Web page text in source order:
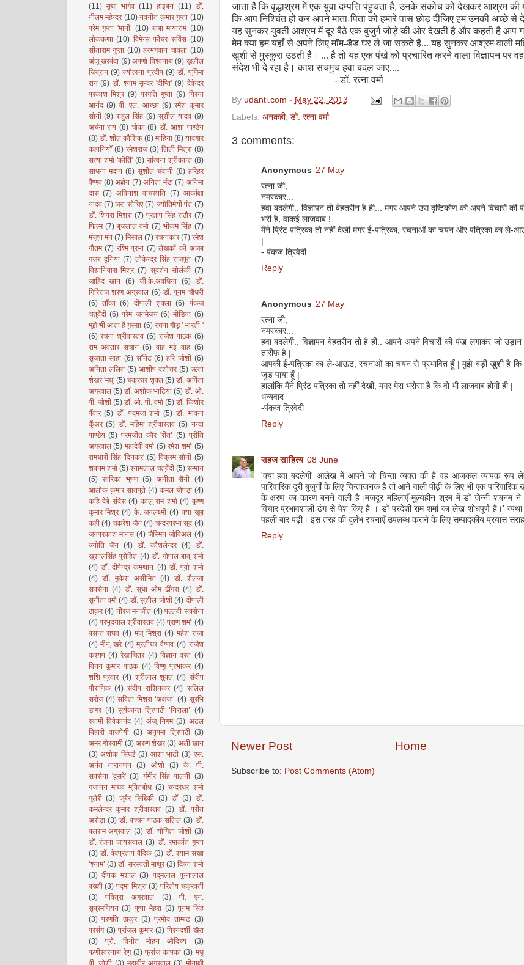
जाता है कि वृद्धाश्रम में एक युवा दम्पत्ति पंहुचता है,उनके संकोच को देखकर आश्रम की
कि आप निश्चिंत हो कर अपने माता-पिता को हमारे पास छोड़ दीजिए हम उनकी अच्छे
यह सुनकर युवती आश्रम में दूर बैठे एक बुजुर्ग जोड़े की ओर देखती है और कहती है आप
मेम क्या हम यहाँ से अपने लिए मॉम-डैड घर ले जा सकते हैं... यह सुनकर आश्रम वाली
खुशी से मुस्कुरा उठती है। ... है तो यह एक पंखे को प्रचारित करने वाला विज्ञापन पर
संदेश भी दे रहा है। काश सचमुच हवा बदल जाए....
- डॉ. रत्ना वर्मा
By udanti.com - May 22, 2013
Labels: अनकही, डॉ. रत्ना वर्मा
3 comments:
Anonymous 27 May
रत्ना जी,
नमस्कार...
हवा बदलेगी.. विज्ञापन तो बेहतरीन है ही... मगर आपने उस दृष्टिकोण को अपने विचारों
भरी है, वाकई लाजवाब !
मैंने प्रिंट पत्रिका तो नहीं देखी मगर ई-पत्रिका, रचनाओं का चयन और पत्रिका का ले-
- पंकज त्रिवेदी
Reply
Anonymous 27 May
रत्ना जी,
नमस्कार...
हवा बदलेगी.. विज्ञापन बेहतरीन तो है ही.. आपने अपने विचारों की पंख लगाकर जो उड़ान
तारीफ़ है |
आपकी ई-पत्रिका का ले-आऊट, रचनाओं का चयन से प्रभावित हूँ | मुझे बड़ी खुशी है कि
जुड पाया हूँ |
हालांकि मैंने प्रिंट पत्रिका तो नहीं देखी, मगर मेरा भरोसा है कि वो भी लाजवाब होगी ही |
धन्यवाद
-पंकज त्रिवेदी
Reply
सहज साहित्य 08 June
'क्या हवा बदलेगी' आलेख में आपने जो चिन्ता व्यक्त की है वह आजकल व्यापक रूप
पारिवारिक दूरी बुज़ुर्गों के लिए चिन्ताजनक है तो आने वाली पीढ़ी के लिए भी एक
के क्षरण का कारण बनने वाली है।मज़दूर महिलाएँ मूल्यहीन श्रम में डॉ जेन्नी शबनम
विचार प्रभावशाली ढंग से पेश किए हैं । डॉ परदेशी राम शर्मा का लेख शोधपूर्ण है।'
पहली बार पढ़ी। इस तरह की दुर्लभ रचनाएँ उपलब्ध कराने के लिए सम्पाद्कीय प्रयास
Reply
Newer Post Home
Subscribe to: Post Comments (Atom)
(11) सुधा भार्गव (11) हाइबन (11) डॉ.
नीलम महेन्द्र (10) नवनीत कुमार गुप्ता (10)
प्रेम गुप्ता 'मानी’ (10) बाबा मायाराम (10)
लोककथा (10) विमेन्स फीचर सर्विस (10)
सीताराम गुप्ता (10) हरभगवान चावला (10)
अंजू खरबंदा (9) अपर्णा विश्वनाथ (9) ख़लील
जिब्रान (9) ज्योत्स्ना प्रदीप (9) डॉ. पूर्णिमा
राय (9) डॉ. श्याम सुन्दर 'दीप्ति' (9) देवेन्द्र
प्रकाश मिश्र (9) प्रगति गुप्ता (9) प्रिया
आनंद (9) बी. एल. आच्छा (9) रमेश कुमार
सोनी (9) राहुल सिंह (9) सुशील यादव (9)
अर्चना राय (8) चोका (8) डॉ. आशा पाण्डेय
(8) डॉ. शील कौशिक (8) माहिया (8) यादगार
कहानियाँ (8) रमेशराज (8) लिली मित्रा (8)
सत्या शर्मा 'कीर्ति' (8) सांत्वना श्रीकान्त (8)
साधना मदान (8) सुशील चंदानी (8) हरिहर
वैष्णव (8) अज्ञेय (7) अनिता मंडा (7) अनिमा
दास (7) अविनाश वाचस्पति (7) आकांक्षा
यादव (7) जरा सोचिए (7) ज्योतिर्मयी पंत (7)
डॉ. शिप्रा मिश्रा (7) प्रताप सिंह राठौर (7)
फिल्म (7) बृजलाल वर्मा (7) भीकम सिंह (7)
मंजूषा मन (7) मिसाल (7) रचनाकार (7) रमेश
गौतम (7) रश्मि प्रभा (7) लेखकों की अजब
गज़ब दुनिया (7) लोकेन्द्र सिंह राजपूत (7)
विद्यानिवास मिश्र (7) सुदर्शन सोलंकी (7)
जाहिद खान (6) जी.के.अवधिया (6) डॉ.
गिरिराज शरण अग्रवाल (6) डॉ. पूनम चौधरी
(6) ताँका (6) दीपाली शुक्ला (6) पंकज
चतुर्वेदी (6) प्रेम जनमेजय (6) मीडिया (6)
मुझे भी आता है गुस्सा (6) रचना गौड़ ' भारती '
(6) रचना श्रीवास्तव (6) राजेश पाठक (6)
राम अवतार सचान (6) वाह भई वाह (6)
सुजाता साहा (6) सॉनेट (6) हरि जोशी (6)
अनिता ललित (5) आशीष दशोत्तर (5) ऋता
शेखर 'मधु' (5) चक्रधर शुक्ल (5) डॉ. अर्पिता
अग्रवाल (5) डॉ. अशोक भाटिया (5) डॉ. ओ.
पी. जोशी (5) डॉ. ओ. पी. वर्मा (5) डॉ. किशोर
पँवार (5) डॉ. पद्मजा शर्मा (5) डॉ. भावना
कुँअर (5) डॉ. महिमा श्रीवास्तव (5) नन्दा
पाण्डेय (5) परमजीत कौर 'रीत’ (5) प्रीति
अग्रवाल (5) महादेवी वर्मा (5) रमेश शर्मा (5)
रामधारी सिंह 'दिनकर' (5) विक्रम सोनी (5)
शबनम शर्मा (5) श्यामलाल चतुर्वेदी (5) सम्मान
(5) सारिका भूषण (5) अनीता सैनी (4)
आलोक कुमार सातपुते (4) कमल चोपड़ा (4)
कहि देबे संदेस (4) कालू राम शर्मा (4) कृष्ण
कुमार मिश्र (4) के. जयलक्ष्मी (4) क्या खूब
कही (4) चक्रेश जैन (4) चन्द्रप्रभा सूद (4)
जयप्रकाश मानस (4) जैस्मिन जोविअल (4)
ज्योति जैन
(4) डॉ. कौशलेन्द्र (4)
डॉ.
खुशालसिंह पुरोहित (4) डॉ. गोपाल बाबू शर्मा
(4) डॉ. दीपेन्द्र कमथान (4) डॉ. पूर्वा शर्मा
(4) डॉ. मुकेश असीमित (4) डॉ. शैलजा
सक्सेना (4) डॉ. सुधा ओम ढींगरा (4) डॉ.
सुनीता वर्मा (4) डॉ. सुशील जोशी (4) दीपाली
ठाकुर (4) नीरज मनजीत (4) पल्लवी सक्सेना
(4) प्रभुदयाल श्रीवास्तव (4) प्राण शर्मा (4)
बसन्त राघव (4) मंजु मिश्रा (4) महेश राजा
(4) मीनू खरे (4) मुरलीधर वैष्णव (4) राजेश
कश्यप (4) रेखाचित्र (4) विज्ञान व्रत (4)
विनय कुमार पाठक (4) विष्णु प्रभाकर (4)
शशि पुरवार (4) श्रीलाल शुक्ल (4) संदीप
पौराणिक (4) संदीप राशिनकर (4) सलिल
सरोज (4) सविता मिश्रा ‘अक्षजा’ (4) सुरभि
डागर (4) सूर्यकान्त त्रिपाठी ‘निराला’ (4)
स्वामी विवेकानंद (4) अंजू निगम (3) अटल
बिहारी वाजपेयी (3) अनुपमा त्रिपाठी (3)
अमर गोस्वामी (3) अरुण शेखर (3) अली खान
(3) अशोक सिंघई (3) आशा भाटी (3) एस.
अनंत नारायणन (3) ओशो (3) के. पी.
सक्सेना 'दूसरे' (3) गंभीर सिंह पालनी (3)
गजानन माधव मुक्तिबोध (3) चन्द्रधर शर्मा
गुलेरी (3) जुबैर सिद्दिकी (3) डॉ (3) डॉ.
कमलेन्द्र कुमार श्रीवास्तव (3) डॉ. प्रीत
अरोड़ा (3) डॉ. बच्चन पाठक सलिल (3) डॉ.
बलराम अग्रवाल (3) डॉ. योगिता जोशी (3)
डॉ. रंजना जायसवाल (3) डॉ. रमाकांत गुप्ता
(3) डॉ. वेदप्रताप वैदिक (3) डॉ. श्याम सखा
‘श्याम’ (3) डॉ. सरस्वती माथुर (3) दिव्या शर्मा
(3) दीपक मशाल (3) पदुमलाल पुन्नालाल
बख्शी (3) पद्मा मिश्रा (3) परितोष चक्रवर्ती
(3)
पवित्रा अग्रवाल (3)
पी. एन.
सुब्रमणियन (3) पुष्पा मेहरा (3) पूनम सिंह
(3) प्रणति ठाकुर (3) प्रमोद ताम्बट (3)
प्रसंग (3) प्रांजल कुमार (3) प्रियदर्शी खैरा
(3)
प्रो. विनीत मोहन औदिच्य
(3)
फणीश्वरनाथ रेणु (3) फ्रांज काफ्का (3) मधु
बी. जोशी (3) महावीर अग्रवाल (3) मीनाक्षी